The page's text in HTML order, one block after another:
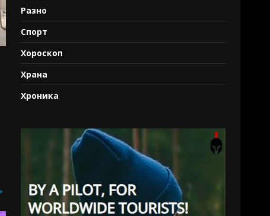
Разно
Спорт
Хороскоп
Храна
Хроника